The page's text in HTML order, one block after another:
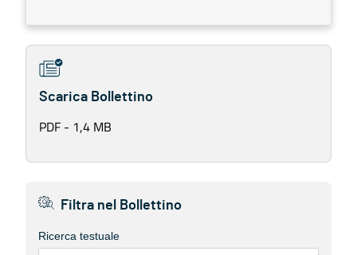
Scarica Bollettino
PDF - 1,4 MB
Filtra nel Bollettino
Ricerca testuale